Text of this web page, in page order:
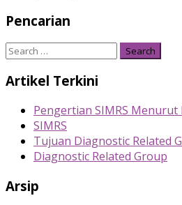
Pencarian
Search
for:
Artikel Terkini
Pengertian SIMRS Menurut
SIMRS
Tujuan Diagnostic Related
Diagnostic Related Group
Arsip